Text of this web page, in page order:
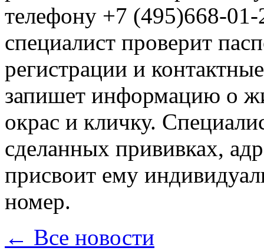
телефону +7 (495)668-
специалист проверит
регистрации и
запишет информацию о
окрас и кличку.
сделанных прививках,
присвоит ему
номер.
← Все новости